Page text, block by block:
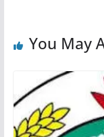
You May